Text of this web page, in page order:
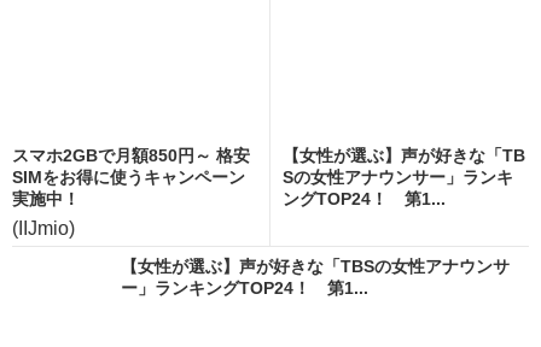
スマホ2GBで月額850円～ 格安
SIMをお得に使うキャンペーン
実施中！
(IIJmio)
【女性が選ぶ】声が好きな「TB
Sの女性アナウンサー」ランキ
ングTOP24！ 第1...
【女性が選ぶ】声が好きな「TBSの女性アナウンサ
ー」ランキングTOP24！ 第1...